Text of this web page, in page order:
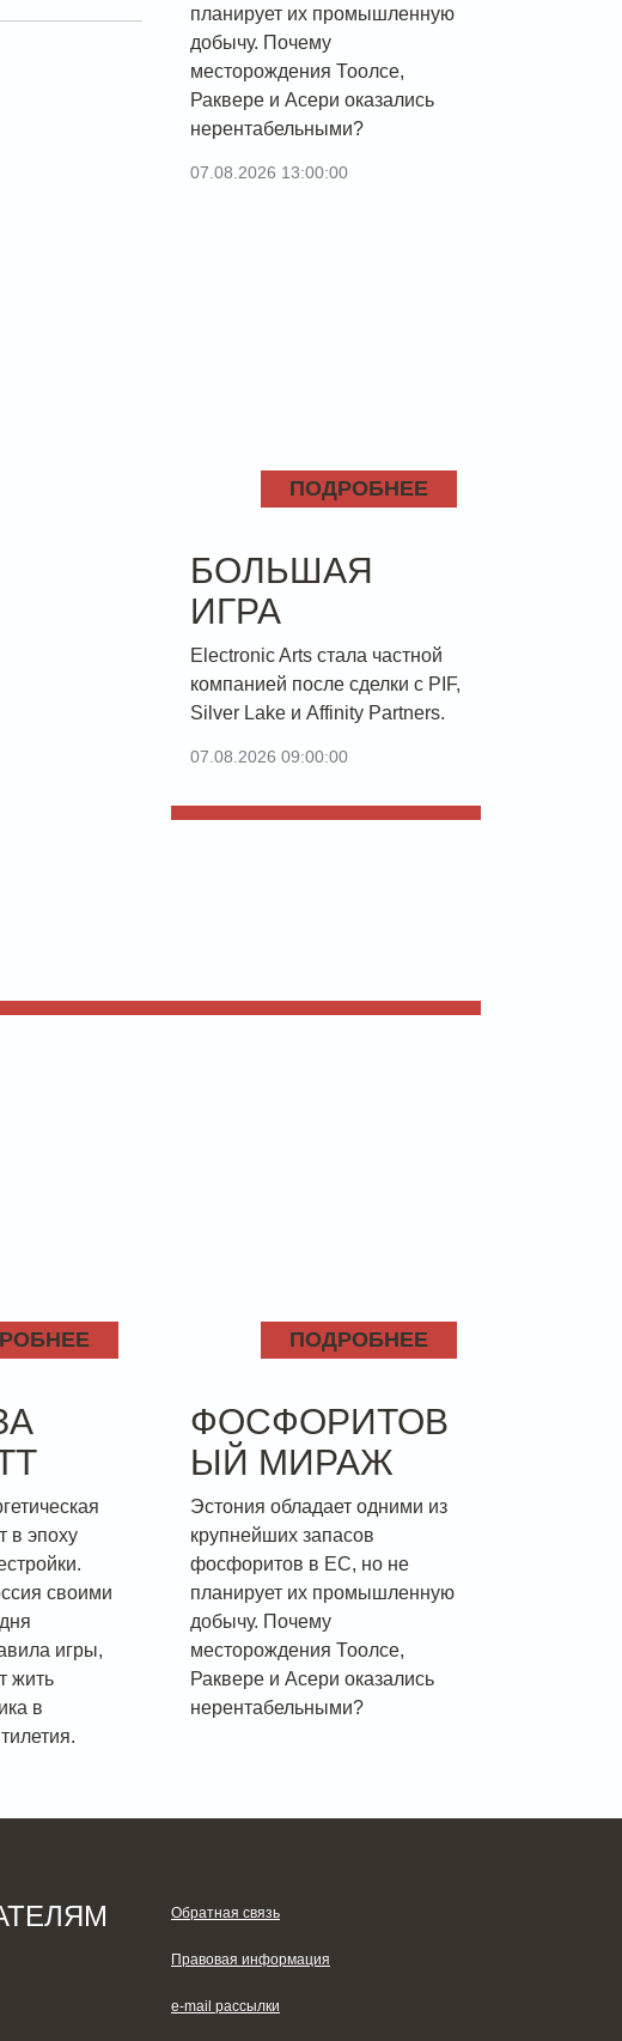
планирует их промышленную
добычу. Почему
месторождения Тоолсе,
Раквере и Асери оказались
нерентабельными?
07.08.2026 13:00:00
ПОДРОБНЕЕ
БОЛЬШАЯ
ИГРА
Electronic Arts стала частной
компанией после сделки с PIF,
Silver Lake и Affinity Partners.
07.08.2026 09:00:00
в эпоху
своими
игры,
жить
в
ПОДРОБНЕЕ
ФОСФОРИТОВ
ЫЙ МИРАЖ
Эстония обладает одними из
крупнейших запасов
фосфоритов в ЕС, но не
планирует их промышленную
добычу. Почему
месторождения Тоолсе,
Раквере и Асери оказались
нерентабельными?
Обратная связь
Правовая информация
e-mail рассылки